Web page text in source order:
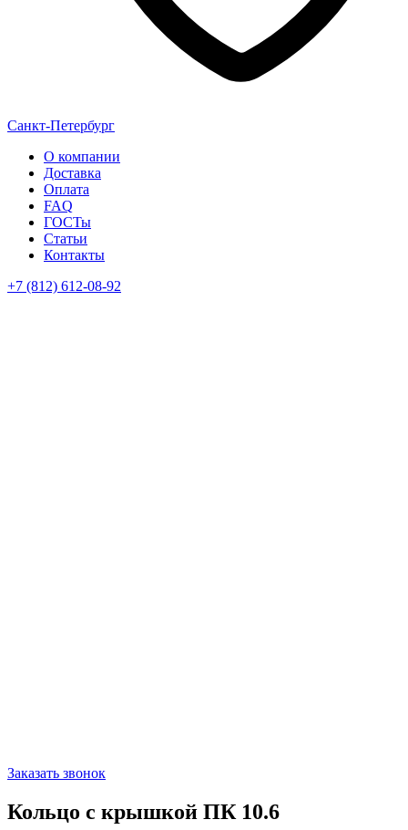
Санкт-Петербург
О компании
Доставка
Оплата
FAQ
ГОСТы
Статьи
Контакты
+7 (812) 612-08-92
Заказать звонок
Кольцо с крышкой ПК 10.6